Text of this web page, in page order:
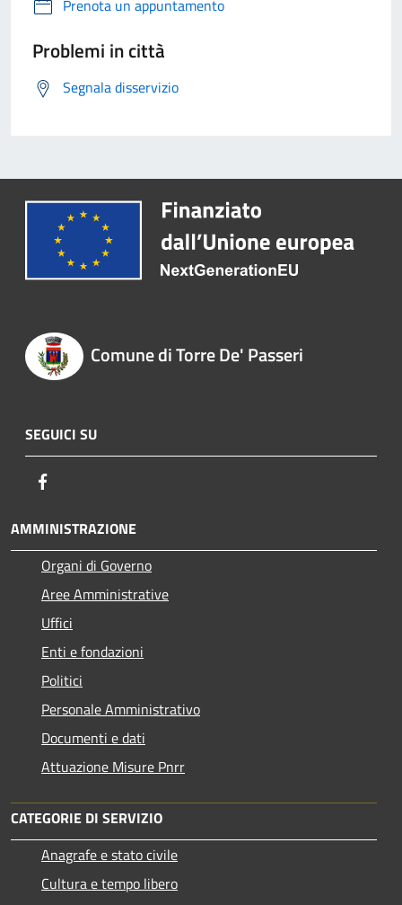
Prenota un appuntamento
Problemi in città
Segnala disservizio
Comune di Torre De' Passeri
SEGUICI SU
AMMINISTRAZIONE
Organi di Governo
Aree Amministrative
Uffici
Enti e fondazioni
Politici
Personale Amministrativo
Documenti e dati
Attuazione Misure Pnrr
CATEGORIE DI SERVIZIO
Anagrafe e stato civile
Cultura e tempo libero